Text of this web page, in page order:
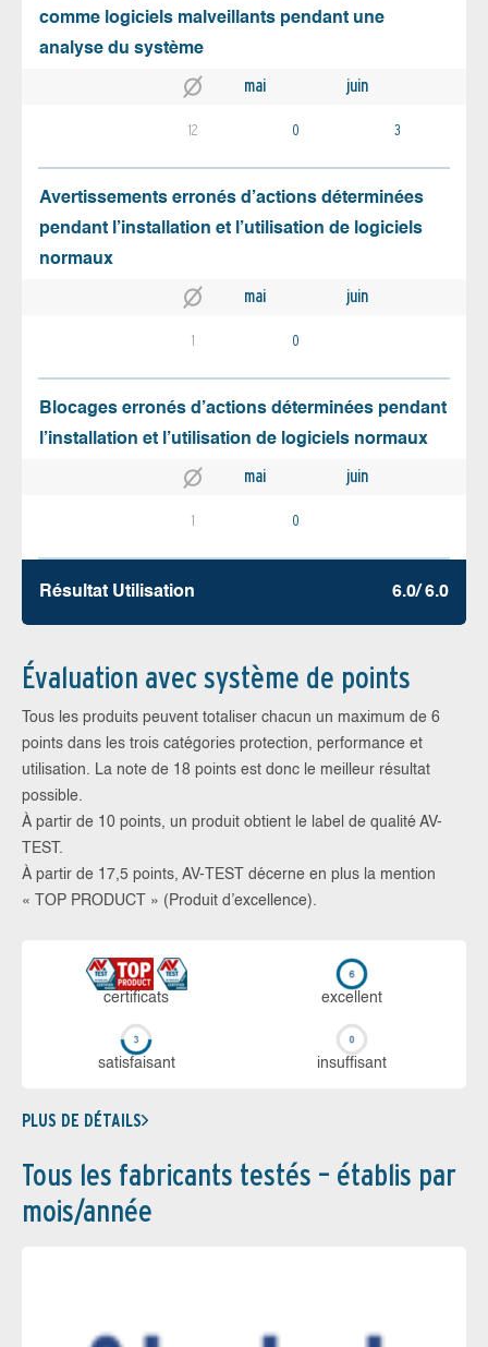
comme logiciels malveillants pendant une
analyse du système
mai juin
12 0 3
Avertissements erronés d’actions déterminées
pendant l’installation et l’utilisation de logiciels
normaux
mai juin
1 0
Blocages erronés d’actions déterminées pendant
l’installation et l’utilisation de logiciels normaux
mai juin
1 0
Résultat Utilisation 6.0/ 6.0
Évaluation avec système de points
Tous les produits peuvent totaliser chacun un maximum de 6
points dans les trois catégories protection, performance et
utilisation. La note de 18 points est donc le meilleur résultat
possible.
À partir de 10 points, un produit obtient le label de qualité AV-
TEST.
À partir de 17,5 points, AV-TEST décerne en plus la mention
« TOP PRODUCT » (Produit d’excellence).
certi­ficats ex­cellent
sa­tis­fai­sant in­suf­fi­sant
PLUS DE DÉTAILS
Tous les fabricants testés – établis par
mois/année